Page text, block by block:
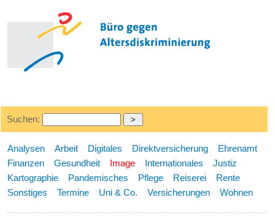
Suchen:
Analysen Arbeit Digitales Direktversicherung
Ehrenamt
Finanzen
Gesundheit Image Internationales
Justiz
Kartographie
Pandemisches Pflege Reiserei
Rente
Sonstiges
Termine Uni & Co. Versicherungen Wohnen